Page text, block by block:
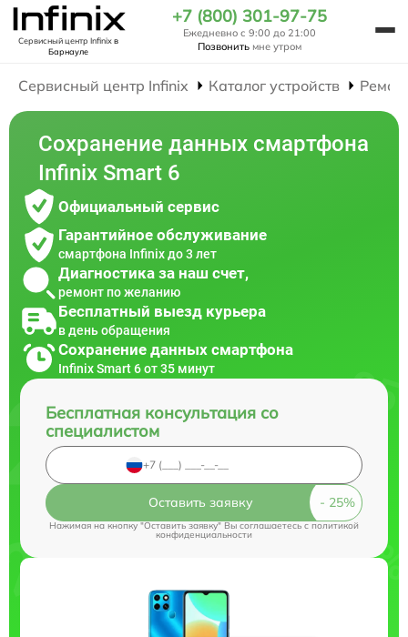
Сервисный центр Infinixв
Барнауле
+7 (800) 301-97-75
Ежедневно с 9:00 до 21:00
Позвонить мне утром
Сервисный центр Infinix Каталог устройств
Сохранение данных смартфона
Infinix Smart 6
Официальный сервис
Гарантийное обслуживание
смартфона Infinix до 3 лет
Диагностика за наш счет,
ремонт по желанию
Бесплатный выезд курьера
в день обращения
Сохранение данных смартфона
Infinix Smart 6 от 35 минут
Бесплатная консультация со
специалистом
Оставить заявку
Нажимая на кнопку "Оставить заявку" Вы соглашаетесь cполитикой
конфиденциальности